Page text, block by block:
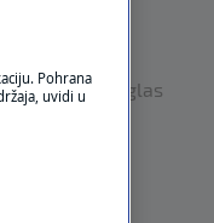
Oglas
Pohrana
uvidi u